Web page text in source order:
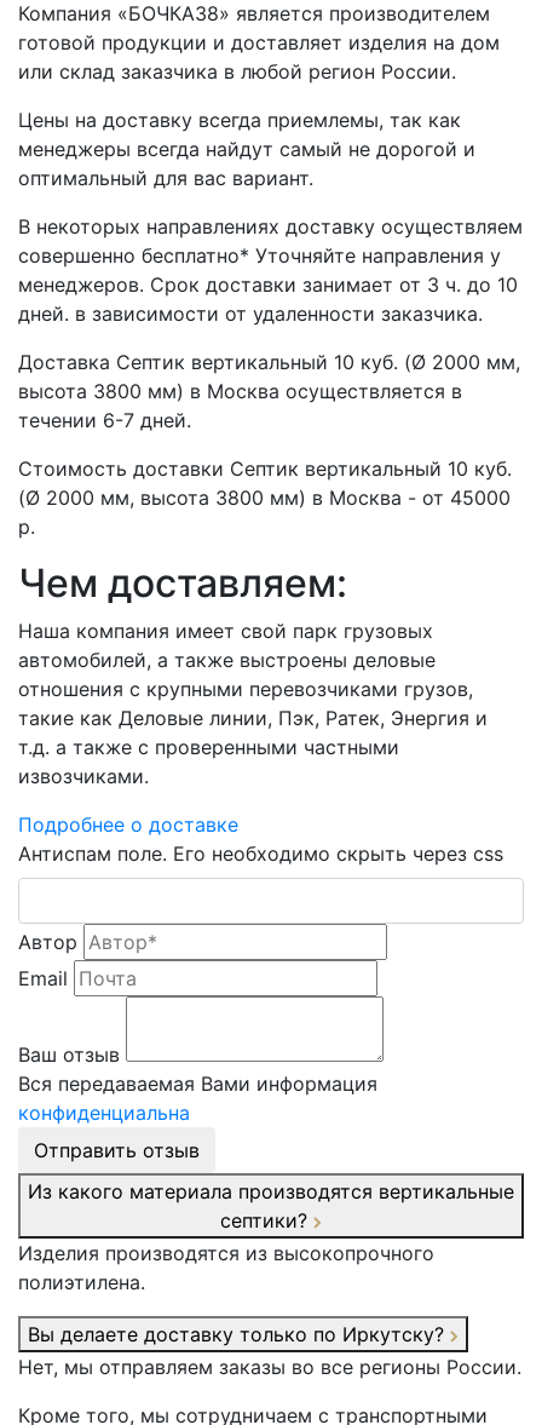
Компания «БОЧКА38» является производителем
готовой продукции и доставляет изделия на дом
или склад заказчика в любой регион России.
Цены на доставку всегда приемлемы, так как
менеджеры всегда найдут самый не дорогой и
оптимальный для вас вариант.
В некоторых направлениях доставку осуществляем
совершенно бесплатно* Уточняйте направления у
менеджеров. Срок доставки занимает от 3 ч. до 10
дней. в зависимости от удаленности заказчика.
Доставка Септик вертикальный 10 куб. (Ø 2000 мм,
высота 3800 мм) в Москва осуществляется в
течении 6-7 дней.
Стоимость доставки Септик вертикальный 10 куб.
(Ø 2000 мм, высота 3800 мм) в Москва - от 45000
р.
Чем доставляем:
Наша компания имеет свой парк грузовых
автомобилей, а также выстроены деловые
отношения с крупными перевозчиками грузов,
такие как Деловые линии, Пэк, Ратек, Энергия и
т.д. а также с проверенными частными
извозчиками.
Подробнее о доставке
Антиспам поле. Его необходимо скрыть через css
Автор
Email
Ваш отзыв
Вся передаваемая Вами информация
конфиденциальна
Отправить отзыв
Из какого материала производятся вертикальные
септики?
Изделия производятся из высокопрочного
полиэтилена.
Вы делаете доставку только по Иркутску?
Нет, мы отправляем заказы во все регионы России.
Кроме того, мы сотрудничаем с транспортными